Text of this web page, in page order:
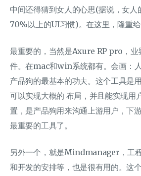
中间还得猜到女人的心思(据说，女人
70%以上的UI习惯)。在这里，隆重给
最重要的，当然是Axure RP pro，业
件。在mac和win系统都有。会画：
产品狗的最基本的功夫。这个工具是
可以实现大概的 布局，并且能实现用
置，是产品狗用来沟通上游用户，下
最重要的工具了。
另外一个，就是Mindmanager，工
和开发的安排等，也是很有用的。这